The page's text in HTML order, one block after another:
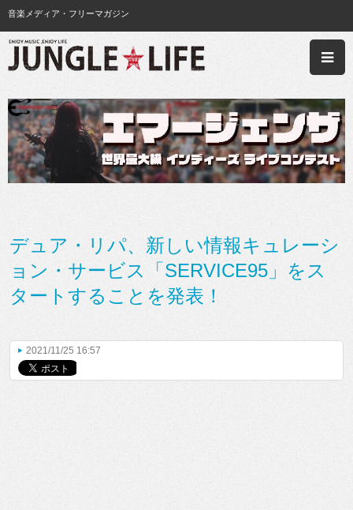
音楽メディア・フリーマガジン
デュア・リパ、新しい情報キュレーシ
ョン・サービス「SERVICE95」をス
タートすることを発表！
2021/11/25 16:57